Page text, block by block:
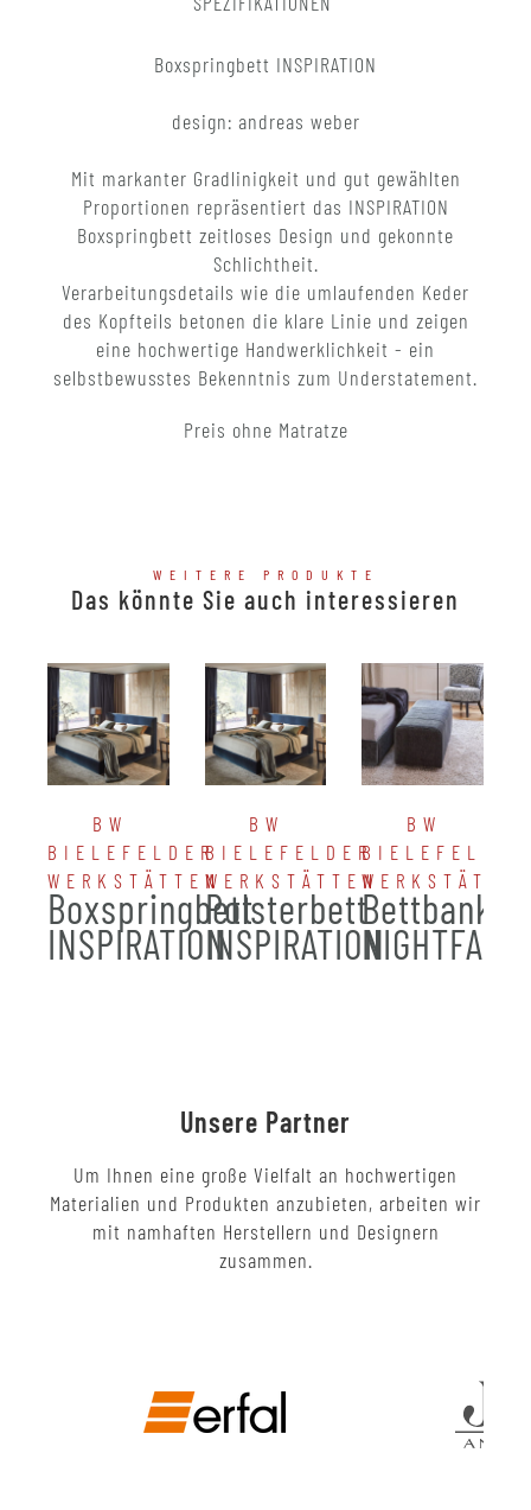
Boxspringbett INSPIRATION
design: andreas weber
Mit markanter Gradlinigkeit und gut gewählten
Proportionen repräsentiert das INSPIRATION
Boxspringbett zeitloses Design und gekonnte
Schlichtheit.
Verarbeitungsdetails wie die umlaufenden Keder
des Kopfteils betonen die klare Linie und zeigen
eine hochwertige Handwerklichkeit - ein
selbstbewusstes Bekenntnis zum Understatement.
Preis ohne Matratze
WEITERE PRODUKTE
Das könnte Sie auch interessieren
BW
BIELEFELDER
WERKSTÄTTEN
Boxspringbett
INSPIRATION
BW
BIELEFELDER
WERKSTÄTTEN
Polsterbett
INSPIRATION
BW
BIELEFELDER
Bettbank
NIGHTFALL
Unsere Partner
Um Ihnen eine große Vielfalt an hochwertigen
Materialien und Produkten anzubieten, arbeiten wir
mit namhaften Herstellern und Designern
zusammen.